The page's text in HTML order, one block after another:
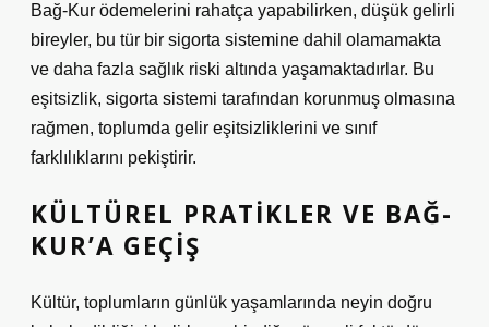
Bağ-Kur ödemelerini rahatça yapabilirken, düşük gelirli
bireyler, bu tür bir sigorta sistemine dahil olamamakta
ve daha fazla sağlık riski altında yaşamaktadırlar. Bu
eşitsizlik, sigorta sistemi tarafından korunmuş olmasına
rağmen, toplumda gelir eşitsizliklerini ve sınıf
farklılıklarını pekiştirir.
KÜLTÜREL PRATIKLER VE BAĞ-
KUR’A GEÇIŞ
Kültür, toplumların günlük yaşamlarında neyin doğru